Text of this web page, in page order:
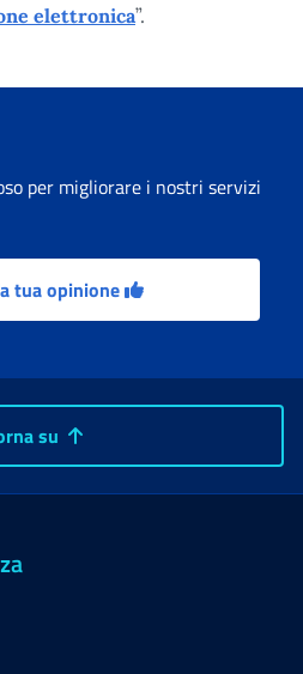
elettronica”.
per migliorare i nostri servizi
tua opinione
su